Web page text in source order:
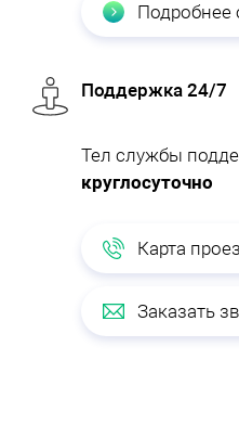
Подробнее
Поддержка 24/7
Тел службы
круглосуточно
Карта
Заказать